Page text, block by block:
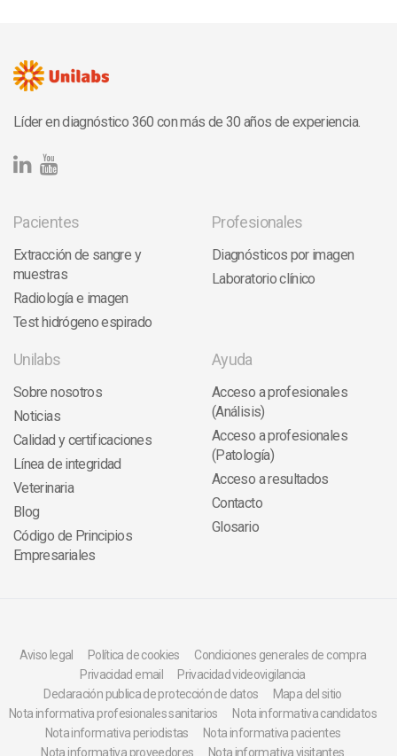
Líder en diagnóstico 360 con más de 30 años de experiencia.
Pacientes
Extracción de sangre y
muestras
Radiología e imagen
Test hidrógeno espirado
Profesionales
Diagnósticos por imagen
Laboratorio clínico
Unilabs
Sobre nosotros
Noticias
Calidad y certificaciones
Línea de integridad
Veterinaria
Blog
Código de Principios
Empresariales
Ayuda
Acceso a profesionales
(Análisis)
Acceso a profesionales
(Patología)
Acceso a resultados
Contacto
Glosario
Aviso legal Política de cookies
Condiciones generales de compra
Privacidad email
Privacidad videovigilancia
Declaración publica de protección de datos
Mapa del sitio
Nota informativa profesionales sanitarios
Nota informativa candidatos
Nota informativa periodistas
Nota informativa pacientes
Nota informativa proveedores
Nota informativa visitantes